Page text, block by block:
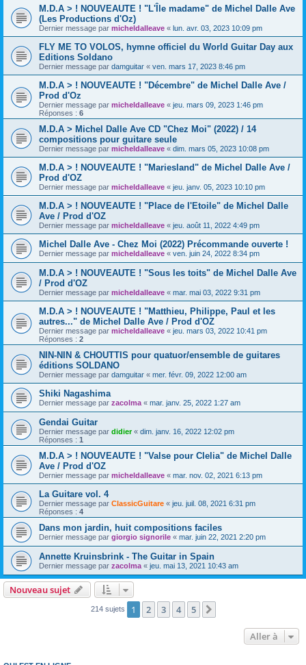
M.D.A > ! NOUVEAUTE ! "L'Île madame" de Michel Dalle Ave
(Les Productions d'Oz)
Dernier message par micheldalleave « lun. avr. 03, 2023 10:09 pm
FLY ME TO VOLOS, hymne officiel du World Guitar Day aux
Editions Soldano
Dernier message par damguitar « ven. mars 17, 2023 8:46 pm
M.D.A > ! NOUVEAUTE ! "Décembre" de Michel Dalle Ave /
Prod d'Oz
Dernier message par micheldalleave « jeu. mars 09, 2023 1:46 pm
Réponses : 6
M.D.A > Michel Dalle Ave CD "Chez Moi" (2022) / 14
compositions pour guitare seule
Dernier message par micheldalleave « dim. mars 05, 2023 10:08 pm
M.D.A > ! NOUVEAUTE ! "Mariesland" de Michel Dalle Ave /
Prod d'OZ
Dernier message par micheldalleave « jeu. janv. 05, 2023 10:10 pm
M.D.A > ! NOUVEAUTE ! "Place de l'Etoile" de Michel Dalle
Ave / Prod d'OZ
Dernier message par micheldalleave « jeu. août 11, 2022 4:49 pm
Michel Dalle Ave - Chez Moi (2022) Précommande ouverte !
Dernier message par micheldalleave « ven. juin 24, 2022 8:34 pm
M.D.A > ! NOUVEAUTE ! "Sous les toits" de Michel Dalle Ave
/ Prod d'OZ
Dernier message par micheldalleave « mar. mai 03, 2022 9:31 pm
M.D.A > ! NOUVEAUTE ! "Matthieu, Philippe, Paul et les
autres..." de Michel Dalle Ave / Prod d'OZ
Dernier message par micheldalleave « jeu. mars 03, 2022 10:41 pm
Réponses : 2
NIN-NIN & CHOUTTIS pour quatuor/ensemble de guitares
éditions SOLDANO
Dernier message par damguitar « mer. févr. 09, 2022 12:00 am
Shiki Nagashima
Dernier message par zacolma « mar. janv. 25, 2022 1:27 am
Gendai Guitar
Dernier message par didier« dim. janv. 16, 2022 12:02 pm
Réponses : 1
M.D.A > ! NOUVEAUTE ! "Valse pour Clelia" de Michel Dalle
Ave / Prod d'OZ
Dernier message par micheldalleave « mar. nov. 02, 2021 6:13 pm
La Guitare vol. 4
Dernier message par ClassicGuitare « jeu. juil. 08, 2021 6:31 pm
Réponses : 4
Dans mon jardin, huit compositions faciles
Dernier message par giorgio signorile « mar. juin 22, 2021 2:20 pm
Annette Kruinsbrink - The Guitar in Spain
Dernier message par zacolma « jeu. mai 13, 2021 10:43 am
Nouveau sujet
214 sujets 1 2 3 4 5
Aller à